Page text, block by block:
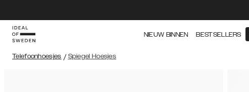
NIEUW BINNEN BESTSELLERS
Telefoonhoesjes / Spiegel Hoesjes